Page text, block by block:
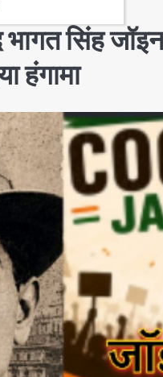
भागत सिंह
हंगामा